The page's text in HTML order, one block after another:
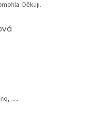
Děkuji.
5 z 5 hvězdiček.
5 z 5 hvězdiček.
.....